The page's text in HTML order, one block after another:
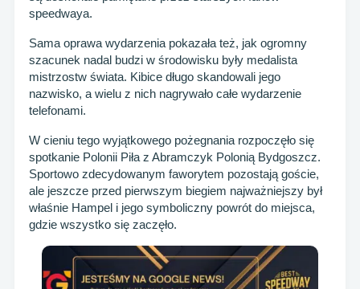
speedwaya.
Sama oprawa wydarzenia pokazała też, jak ogromny
szacunek nadal budzi w środowisku były medalista
mistrzostw świata. Kibice długo skandowali jego
nazwisko, a wielu z nich nagrywało całe wydarzenie
telefonami.
W cieniu tego wyjątkowego pożegnania rozpoczęło się
spotkanie Polonii Piła z Abramczyk Polonią Bydgoszcz.
Sportowo zdecydowanym faworytem pozostają goście,
ale jeszcze przed pierwszym biegiem najważniejszy był
właśnie Hampel i jego symboliczny powrót do miejsca,
gdzie wszystko się zaczęło.